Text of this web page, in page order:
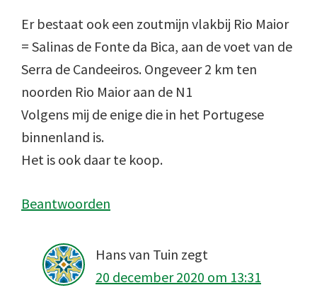
Er bestaat ook een zoutmijn vlakbij Rio Maior
= Salinas de Fonte da Bica, aan de voet van de
Serra de Candeeiros. Ongeveer 2 km ten
noorden Rio Maior aan de N1
Volgens mij de enige die in het Portugese
binnenland is.
Het is ook daar te koop.
Beantwoorden
Hans van Tuin zegt
20 december 2020 om 13:31